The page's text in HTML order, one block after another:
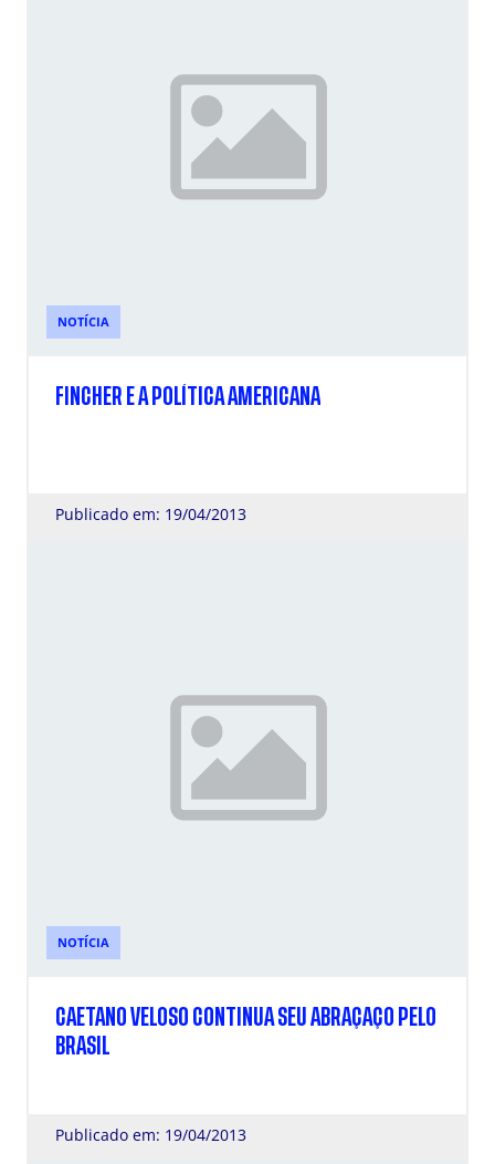
NOTÍCIA
FINCHER E A POLÍTICA AMERICANA
Publicado em: 19/04/2013
NOTÍCIA
CAETANO VELOSO CONTINUA SEU ABRAÇAÇO PELO
BRASIL
Publicado em: 19/04/2013